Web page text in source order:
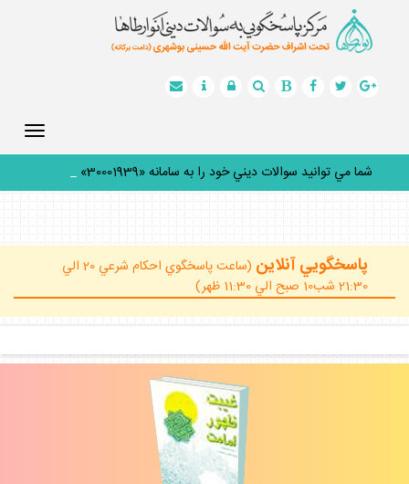
شما مي توانيد سوالات ديني خود را به سامانه «30001939» پي
پاسخگويي آنلاين
(ساعت پاسخگوي احكام شرعي 20 الي
21:30 شب10 صبح الي 11:30 ظهر)